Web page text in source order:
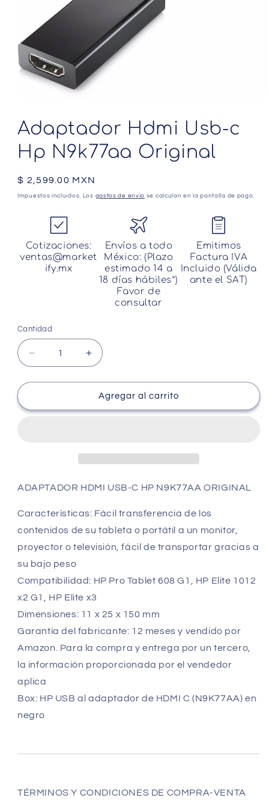
multimedia
1
una
ventana
Adaptador Hdmi Usb-c
Hp N9k77aa Original
Precio
habitual
$ 2,599.00 MXN
Impuestos incluidos. Los gastos de envío se calculan en la pantalla de pago.
Cotizaciones:
ventas@market
ify.mx
Envíos a todo
México: (Plazo
estimado 14 a
18 días hábiles*)
Favor de
consultar
Emitimos
Factura IVA
Incluido (Válida
ante el SAT)
Cantidad
Cantidad
Reducir
cantidad
para
Hdmi
Aumentar
cantidad
para
Adaptador
Hdmi
Agregar al carrito
ADAPTADOR HDMI USB-C HP N9K77AA ORIGINAL
Características: Fácil transferencia de los
contenidos de su tableta o portátil a un monitor,
proyector o televisión, fácil de transportar gracias a
su bajo peso
Compatibilidad: HP Pro Tablet 608 G1, HP Elite 1012
x2 G1, HP Elite x3
Dimensiones: 11 x 25 x 150 mm
Garantía del fabricante: 12 meses y vendido por
Amazon. Para la compra y entrega por un tercero,
la información proporcionada por el vendedor
aplica
Box: HP USB al adaptador de HDMI C (N9K77AA) en
negro
TÉRMINOS Y CONDICIONES DE COMPRA-VENTA